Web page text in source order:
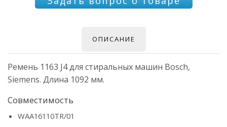
ОПИСАНИЕ
Ремень 1163 J4 для стиральных машин Bosch,
Siemens. Длина 1092 мм.
Совместимость
WAA16110TR/01